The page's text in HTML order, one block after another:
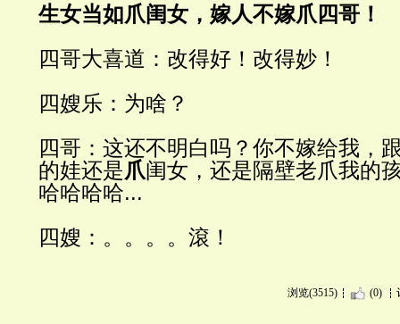
生女当如爪闺女，嫁人不嫁爪四哥！
四哥大喜道：改得好！改得妙！
四嫂乐：为啥？
四哥：这还不明白吗？你不嫁给我，
的娃还是爪闺女，还是隔壁老爪我的
哈哈哈哈...
四嫂：。。。。滾！
浏览(3515) (0)